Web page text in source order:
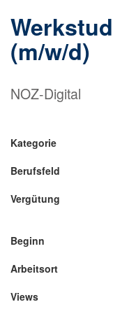
(m/w/d)
NOZ-Digital
Kategorie
Berufsfeld
Vergütung
Beginn
Arbeitsort
Views